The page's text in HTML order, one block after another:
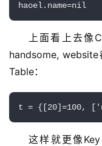
haoel.name=nil
上面看上去像
handsome,
Table：
t = {[20]=100,
这样就更像